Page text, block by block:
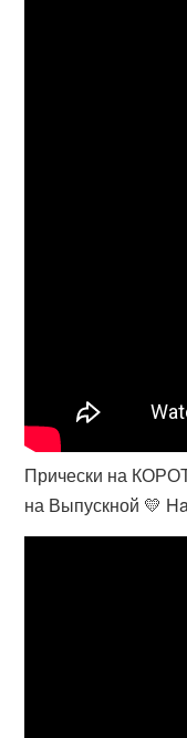
Прически на
на Выпускной 💛